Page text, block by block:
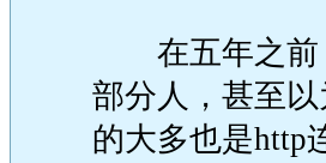
在五年之前，
部分人，甚至
的大多也是http